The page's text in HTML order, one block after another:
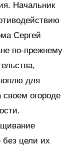
Начальник
Сергей
по-прежнему
для
огороде
без цели их